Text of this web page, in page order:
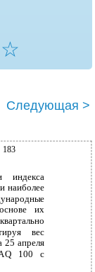
☆
Следующая >
183
индекса
наиболее
их
вес
25 апреля
100 с